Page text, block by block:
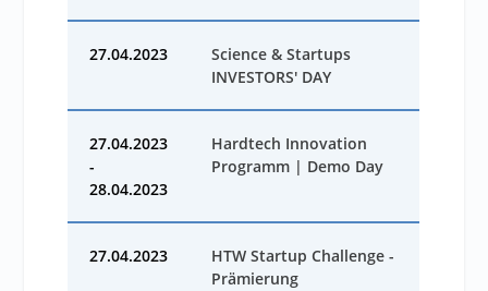
27.04.2023
Science & Startups
INVESTORS' DAY
27.04.2023
-
28.04.2023
Hardtech Innovation
Programm | Demo Day
27.04.2023
HTW Startup Challenge -
Prämierung